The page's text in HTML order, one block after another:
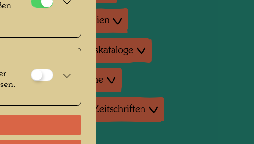
Literatur: Monographien
Literatur: Ausstellungskataloge
Literatur: Verschiedene
Literatur: Magazine, Zeitschriften